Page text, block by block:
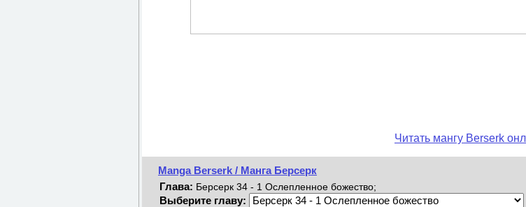
Читать мангу Berserk
Manga Berserk / Манга Берсерк
Глава: Берсерк 34 - 1 Ослепленное божество;
Выберите главу: